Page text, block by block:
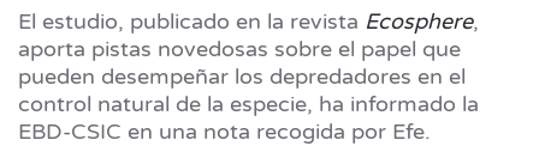
El estudio, publicado en la revista Ecosphere,
aporta pistas novedosas sobre el papel que
pueden desempeñar los depredadores en el
control natural de la especie, ha informado la
EBD-CSIC en una nota recogida por Efe.